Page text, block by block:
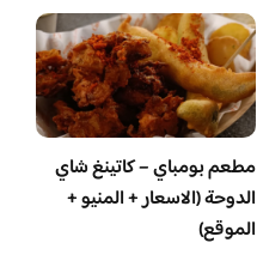
مطعم بومباي – كاتينغ شاي
الدوحة (الاسعار + المنيو +
الموقع)